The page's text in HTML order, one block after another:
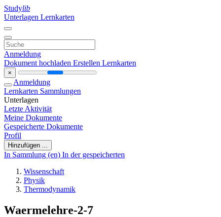
Studylib
Unterlagen Lernkarten
Anmeldung
Dokument hochladen Erstellen Lernkarten
×
Anmeldung
Lernkarten Sammlungen
Unterlagen
Letzte Aktivität
Meine Dokumente
Gespeicherte Dokumente
Profil
Hinzufügen ...
In Sammlung (en) In der gespeicherten
Wissenschaft
Physik
Thermodynamik
Waermelehre-2-7